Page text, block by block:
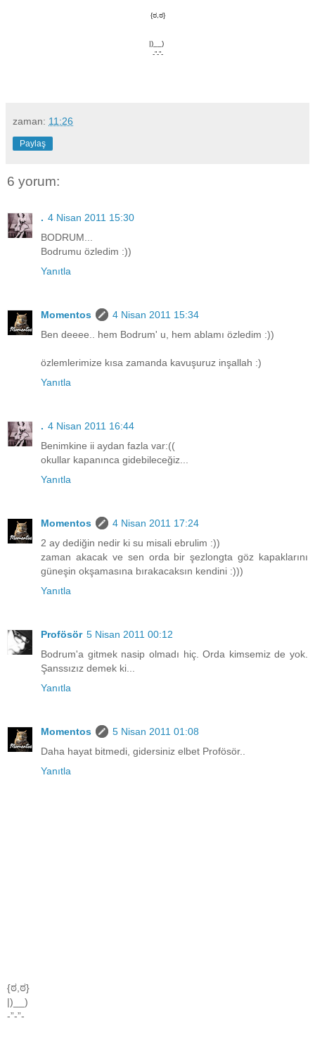
{ಠ,ಠ}
|)__)
-”-”-
zaman: 11:26
Paylaş
6 yorum:
. 4 Nisan 2011 15:30
BODRUM...
Bodrumu özledim :))
Yanıtla
Momentos
4 Nisan 2011 15:34
Ben deeee.. hem Bodrum' u, hem ablamı özledim :))
özlemlerimize kısa zamanda kavuşuruz inşallah :)
Yanıtla
. 4 Nisan 2011 16:44
Benimkine ii aydan fazla var:((
okullar kapanınca gidebileceğiz...
Yanıtla
Momentos
4 Nisan 2011 17:24
2 ay dediğin nedir ki su misali ebrulim :))
zaman akacak ve sen orda bir şezlongta göz kapaklarını
güneşin okşamasına bırakacaksın kendini :)))
Yanıtla
Profösör 5 Nisan 2011 00:12
Bodrum'a gitmek nasip olmadı hiç. Orda kimsemiz de yok.
Şanssızız demek ki...
Yanıtla
Momentos
5 Nisan 2011 01:08
Daha hayat bitmedi, gidersiniz elbet Profösör..
Yanıtla
{ಠ,ಠ}
|)__)
-”-”-